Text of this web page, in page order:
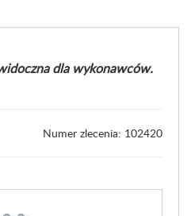
dla wykonawców.
Numer zlecenia: 102420